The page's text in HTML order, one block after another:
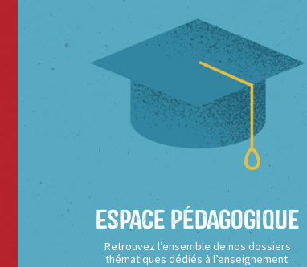
Espace Pédagogique
Retrouvez l’ensemble de nos dossiers
thématiques dédiés à l’enseignement.